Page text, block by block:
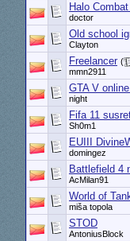
Halo
doctor
Old school
Clayton
Freelancer (
mmn2911
GTA V
night
Fifa 11
Sh0m1
EUIII
domingez
Battlefield 4
AcMilan91
World of
miša topola
STOD
AntoniusBlock